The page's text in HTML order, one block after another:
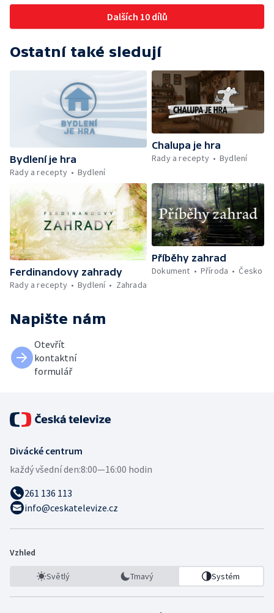
Dalších 10 dílů
Ostatní také sledují
Bydlení je hra
Rady a recepty
Bydlení
Chalupa je hra
Rady a recepty
Bydlení
Ferdinandovy zahrady
Rady a recepty
Bydlení Zahrada
Příběhy zahrad
Dokument
Příroda Česko
Napište nám
Otevřít
kontaktní
formulář
Divácké centrum
každý všední den:8:00—16:00 hodin
261 136 113
info@ceskatelevize.cz
Vzhled
Světlý Tmavý Systém